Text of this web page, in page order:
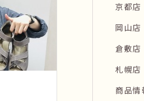
京都店
岡山店
倉敷店
札幌店
商品情